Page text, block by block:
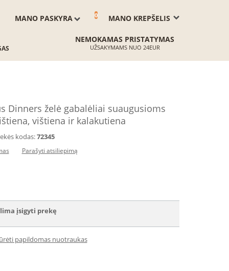
MANO KREPŠELIS
0
MANO PASKYRA
NEMOKAMAS PRISTATYMAS
UŽSAKYMAMS NUO 24EUR
Dinners želė gabalėliai suaugusioms
vištiena ir kalakutiena
kodas:72345
Parašyti atsiliepimą
įsigyti prekę
papildomas nuotraukas